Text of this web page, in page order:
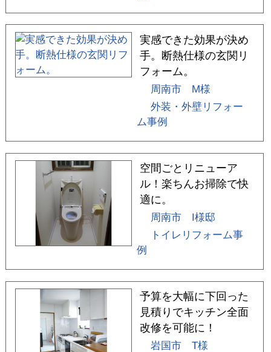
実感できた効果が決め
手。断熱仕様の玄関リ
フォーム。
周南市 M様
外装・外壁リフォー
ム事例
空間ごとリニューア
ル！楽ちんお掃除で快
適に。
周南市 I様邸
トイレリフォーム事
例
予算を大幅に下回った
見積りでキッチン全面
改修を可能に！
岩国市 T様